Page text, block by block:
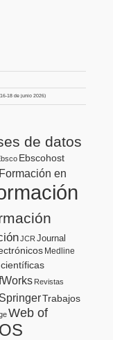
18 de junio 2026)
de datos
Ebscohost
Formación en
JCR Journal
Medline
Revistas
SpringerTrabajos
Web of